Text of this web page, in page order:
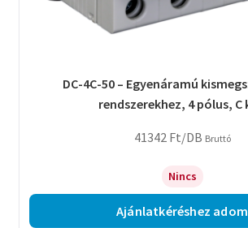
DC-4C-50 – Egyenáramú
rendszerekhez, 4 pólus, C
41342 Ft/DB Bruttó
Nincs
Ajánlatkéréshez adom